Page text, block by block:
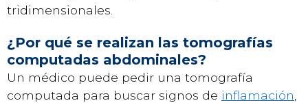
tridimensionales.
¿Por qué se realizan las tomografías
computadas abdominales?
Un médico puede pedir una tomografía
computada para buscar signos de inflamación